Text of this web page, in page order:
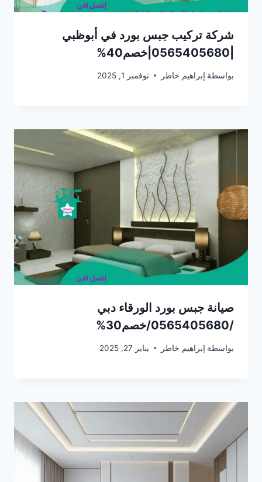
شركة تركيب جبس بورد في أبوظبي
بواسطة إبراهيم خاطر نوفمبر 1, 2025
صيانة جبس بورد الورقاء دبي
/0565405680/خصم30%
بواسطة إبراهيم خاطر يناير 27, 2025